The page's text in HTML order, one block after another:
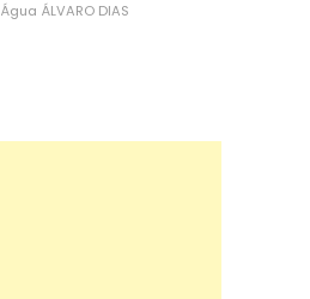
Água ÁLVARO DIAS